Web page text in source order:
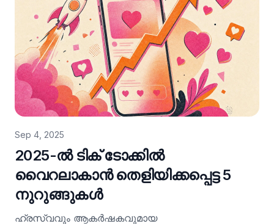
ൽ ഞങ്ങൾ ഞങ്ങളുടെ അഫിലിയേറ്റുകൾക്ക് $100k-
ലധികം നൽകി. പല മുൻനിര അഫിലിയേറ്റുകളും
പ്രതിമാസം ആയിരക്കണക്കിന് ഡോളർ
വരുമാനമുണ്ടാക്കുന്നു. പ്രൊമോ വീഡിയോകൾ
നിർമ്മിക്കാൻ ഞങ്ങളുടെ AI വീഡിയോ എഡിറ്റർ
ഉപയോഗിക്കുന്ന മറ്റ് ഉൽപ്പന്നങ്ങളുടെ അഫിലിയേറ്റ്
മാർക്കറ്റർമാരുമായും ഞങ്ങൾ പ്രവർത്തിച്ചിട്ടുണ്ട്. AI
Sep 4, 2025
2025-ൽ ടിക് ടോക്കിൽ
വൈറലാകാൻ തെളിയിക്കപ്പെട്ട 5
നുറുങ്ങുകൾ
ഹ്രസ്വവും ആകർഷകവുമായ